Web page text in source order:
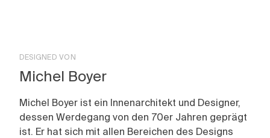
DESIGNED VON
Michel Boyer
Michel Boyer ist ein Innenarchitekt und Designer,
dessen Werdegang von den 70er Jahren geprägt
ist. Er hat sich mit allen Bereichen des Designs